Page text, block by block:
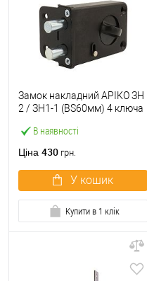
В наявності
Замок накладний АРІКО ЗН
2 / ЗН1-1 (BS60мм) 4 ключа
Ціна 430 грн.
У кошик
Купити в 1 клік